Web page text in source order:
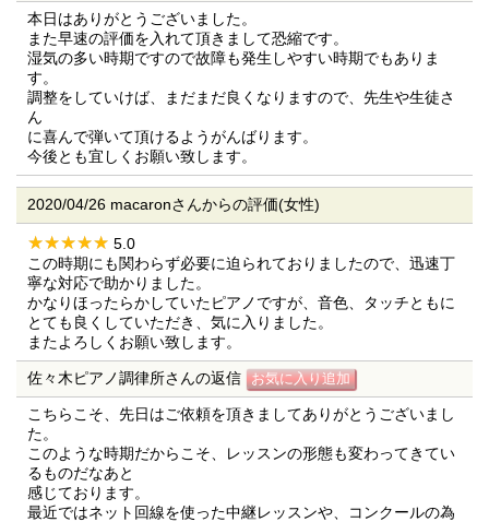
本日はありがとうございました。
また早速の評価を入れて頂きまして恐縮です。
湿気の多い時期ですので故障も発生しやすい時期でもありま
す。
調整をしていけば、まだまだ良くなりますので、先生や生徒さ
ん
に喜んで弾いて頂けるようがんばります。
今後とも宜しくお願い致します。
2020/04/26 macaronさんからの評価(女性)
5.0
この時期にも関わらず必要に迫られておりましたので、迅速丁
寧な対応で助かりました。
かなりほったらかしていたピアノですが、音色、タッチともに
とても良くしていただき、気に入りました。
またよろしくお願い致します。
佐々木ピアノ調律所さんの返信
こちらこそ、先日はご依頼を頂きましてありがとうございまし
た。
このような時期だからこそ、レッスンの形態も変わってきてい
るものだなあと
感じております。
最近ではネット回線を使った中継レッスンや、コンクールの為